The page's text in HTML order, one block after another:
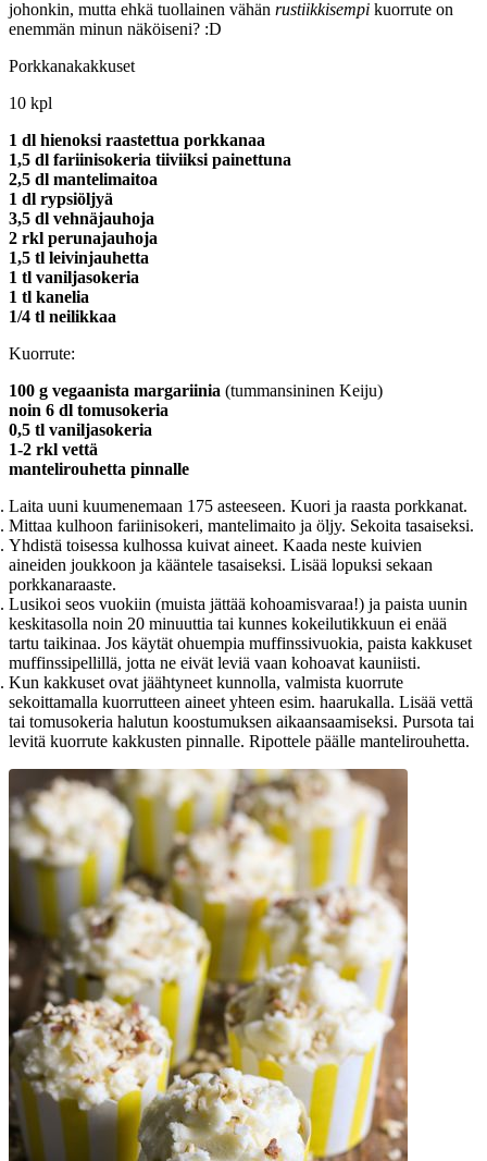
johonkin, mutta ehkä tuollainen vähän rustiikkisempi kuorrute on
enemmän minun näköiseni? :D
Porkkanakakkuset
10 kpl
1 dl hienoksi raastettua porkkanaa
1,5 dl fariinisokeria tiiviiksi painettuna
2,5 dl mantelimaitoa
1 dl rypsiöljyä
3,5 dl vehnäjauhoja
2 rkl perunajauhoja
1,5 tl leivinjauhetta
1 tl vaniljasokeria
1 tl kanelia
1/4 tl neilikkaa
Kuorrute:
100 g vegaanista margariinia (tummansininen Keiju)
noin 6 dl tomusokeria
0,5 tl vaniljasokeria
1-2 rkl vettä
mantelirouhetta pinnalle
Laita uuni kuumenemaan 175 asteeseen. Kuori ja raasta porkkanat.
Mittaa kulhoon fariinisokeri, mantelimaito ja öljy. Sekoita tasaiseksi.
Yhdistä toisessa kulhossa kuivat aineet. Kaada neste kuivien
aineiden joukkoon ja kääntele tasaiseksi. Lisää lopuksi sekaan
porkkanaraaste.
Lusikoi seos vuokiin (muista jättää kohoamisvaraa!) ja paista uunin
keskitasolla noin 20 minuuttia tai kunnes kokeilutikkuun ei enää
tartu taikinaa. Jos käytät ohuempia muffinssivuokia, paista kakkuset
muffinssipellillä, jotta ne eivät leviä vaan kohoavat kauniisti.
Kun kakkuset ovat jäähtyneet kunnolla, valmista kuorrute
sekoittamalla kuorrutteen aineet yhteen esim. haarukalla. Lisää vettä
tai tomusokeria halutun koostumuksen aikaansaamiseksi. Pursota tai
levitä kuorrute kakkusten pinnalle. Ripottele päälle mantelirouhetta.